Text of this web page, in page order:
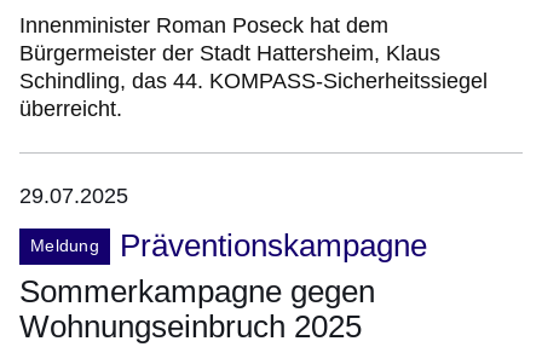
Innenminister Roman Poseck hat dem
Bürgermeister der Stadt Hattersheim, Klaus
Schindling, das 44. KOMPASS-Sicherheitssiegel
überreicht.
29.07.2025
Meldung
Präventionskampagne
Sommerkampagne gegen
Wohnungseinbruch 2025